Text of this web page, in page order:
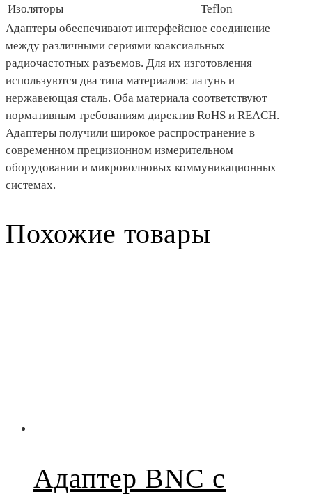
Изоляторы
Teflon
Адаптеры обеспечивают интерфейсное соединение
между различными сериями коаксиальных
радиочастотных разъемов. Для их изготовления
используются два типа материалов: латунь и
нержавеющая сталь. Оба материала соответствуют
нормативным требованиям директив RoHS и REACH.
Адаптеры получили широкое распространение в
современном прецизионном измерительном
оборудовании и микроволновых коммуникационных
системах.
Похожие товары
Адаптер BNC с